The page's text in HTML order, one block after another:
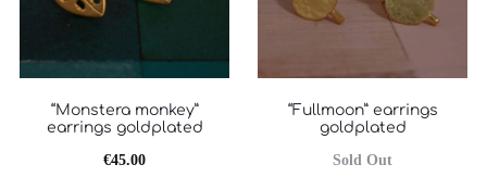
“Monstera monkey”
earrings goldplated
€45.00
“Fullmoon” earrings
goldplated
Sold Out